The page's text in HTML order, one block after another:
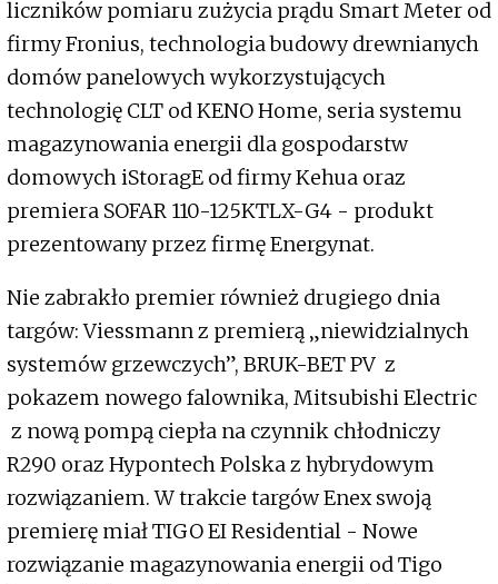
liczników pomiaru zużycia prądu Smart Meter od
firmy Fronius, technologia budowy drewnianych
domów panelowych wykorzystujących
technologię CLT od KENO Home, seria systemu
magazynowania energii dla gospodarstw
domowych iStoragE od firmy Kehua oraz
premiera SOFAR 110-125KTLX-G4 - produkt
prezentowany przez firmę Energynat.
Nie zabrakło premier również drugiego dnia
targów: Viessmann z premierą „niewidzialnych
systemów grzewczych”, BRUK-BET PV z
pokazem nowego falownika, Mitsubishi Electric
z nową pompą ciepła na czynnik chłodniczy
R290 oraz Hypontech Polska z hybrydowym
rozwiązaniem. W trakcie targów Enex swoją
premierę miał TIGO EI Residential - Nowe
rozwiązanie magazynowania energii od Tigo